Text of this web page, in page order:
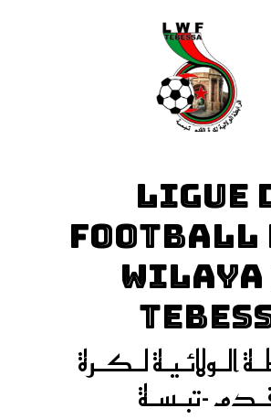
LIGUE
FOOTBALL
WILAYA
الـولائـيـة لـكـرة
-تبـسـة